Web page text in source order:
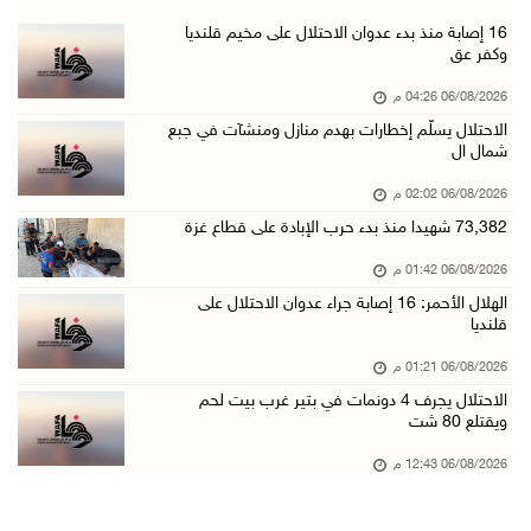
سفارة فلسطين في عُمان تكرم الطلبة المتفوقين م ...
الهلال الأحمر: 16 إصابة جراء عدوان الاحتلال ع ...
06/آب/2026 01:21 م
الحسيني يبحث مع ممثلة الهند لدى دولة فلسطين ت ...
الاحتلال يجرف 4 دونمات في بتير غرب بيت لحم وي ...
06/آب/2026 12:43 م
"لجنة الانتخابات" وبرنامج الأمم المتحدة الإنم ...
16 إصابة منذ بدء عدوان الاحتلال على مخيم قلنديا
وكفر عق
06/08/2026 04:26 م
الاحتلال يسلّم إخطارات بهدم منازل ومنشآت في جبع
شمال ال
06/08/2026 02:02 م
73,382 شهيدا منذ بدء حرب الإبادة على قطاع غزة
06/08/2026 01:42 م
الهلال الأحمر: 16 إصابة جراء عدوان الاحتلال على
قلنديا
06/08/2026 01:21 م
الاحتلال يجرف 4 دونمات في بتير غرب بيت لحم
ويقتلع 80 شت
06/08/2026 12:43 م